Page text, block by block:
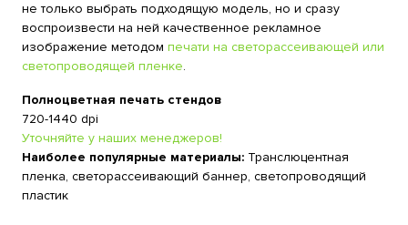
не только выбрать подходящую модель, но и сразу
воспроизвести на ней качественное рекламное
изображение методом печати на светорассеивающей или
светопроводящей пленке.
Полноцветная печать стендов
720-1440 dpi
Уточняйте у наших менеджеров!
Наиболее популярные материалы: Транслюцентная
пленка, светорассеивающий баннер, светопроводящий
пластик